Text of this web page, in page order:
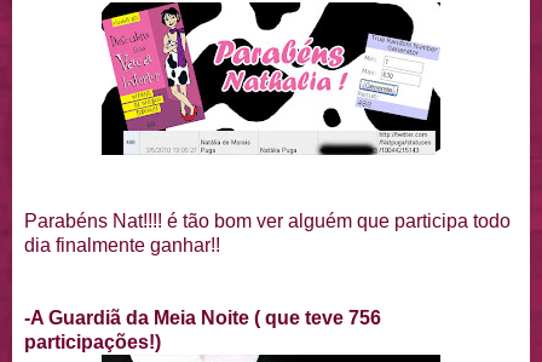
Parabéns Nat!!!! é tão bom ver alguém que participa todo
dia finalmente ganhar!!
-A Guardiã da Meia Noite ( que teve 756
participações!)